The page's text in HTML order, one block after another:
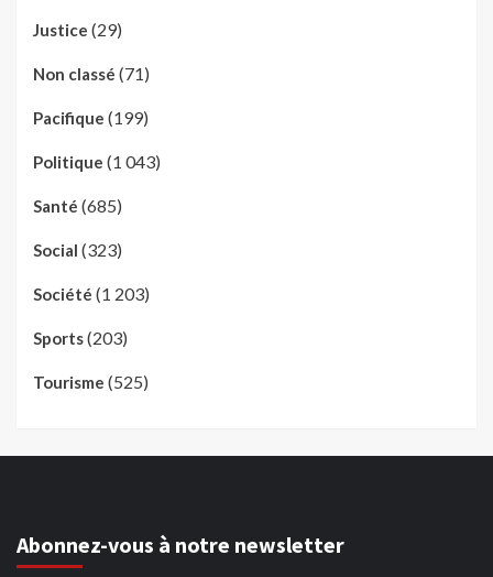
Justice (29)
Non classé (71)
Pacifique (199)
Politique (1 043)
Santé (685)
Social (323)
Société (1 203)
Sports(203)
Tourisme (525)
Abonnez-vous à notre newsletter